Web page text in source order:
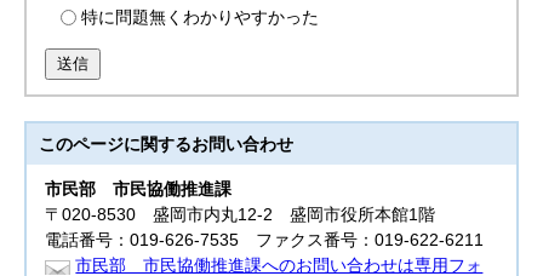
特に問題無くわかりやすかった
送信
このページに関するお問い合わせ
市民部市民協働推進課
〒020-8530 盛岡市内丸12-2 盛岡市役所本館1階
電話番号：019-626-7535 ファクス番号：019-622-6211
市民部 市民協働推進課へのお問い合わせは専用フォ